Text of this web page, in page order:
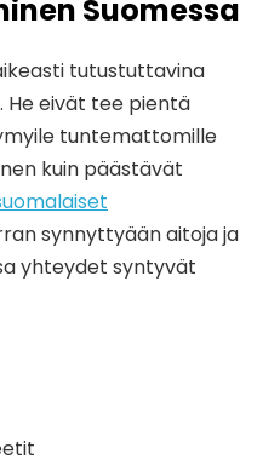
Suomessa
tutustuttavina
He eivät tee pientä
tuntemattomille
kuin päästävät
synnyttyään aitoja ja
yhteydet syntyvät